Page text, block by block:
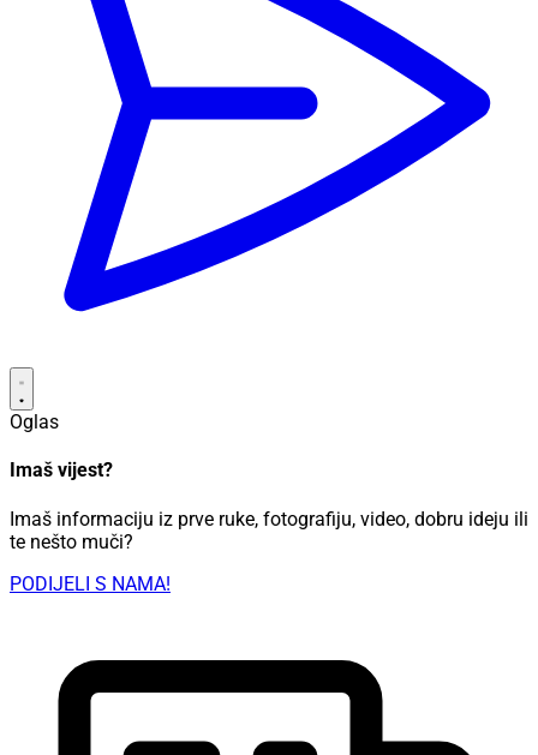
Oglas
Imaš vijest?
Imaš informaciju iz prve ruke, fotografiju, video, dobru ideju ili
te nešto muči?
PODIJELI S NAMA!